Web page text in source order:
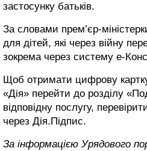
застосунку батьків.
За словами прем’єр-
для дітей, які через війну
зокрема через систему е-
Щоб отримати цифрову
«Дія» перейти до розділу
відповідну послугу,
через Дія.Підпис.
За інформацією Урядового